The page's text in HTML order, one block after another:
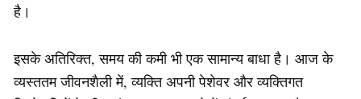
है।
इसके अतिरिक्त, समय की कमी भी एक सामान्य बाधा है। आज के
व्यस्ततम जीवनशैली में, व्यक्ति अपनी पेशेवर और व्यक्तिगत